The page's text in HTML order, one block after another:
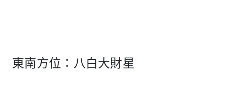
東南方位：八白大財星